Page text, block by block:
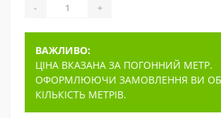
- +
ВАЖЛИВО:
ЦІНА ВКАЗАНА ЗА ПОГОННИЙ МЕТР.
ОФОРМЛЮЮЧИ ЗАМОВЛЕННЯ ВИ
КІЛЬКІСТЬ МЕТРІВ.